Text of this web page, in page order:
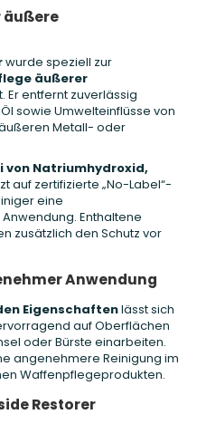
äußere
wurde speziell zur
äußerer
Er entfernt zuverlässig
sowie Umwelteinflüsse von
Metall- oder
von Natriumhydroxid,
auf zertifizierte „No-Label“-
eine
Enthaltene
zusätzlich den Schutz vor
Anwendung
Eigenschaftenlässt sich
auf Oberflächen
oder Bürste einarbeiten.
angenehmere Reinigung im
Waffenpflegeprodukten.
Restorer